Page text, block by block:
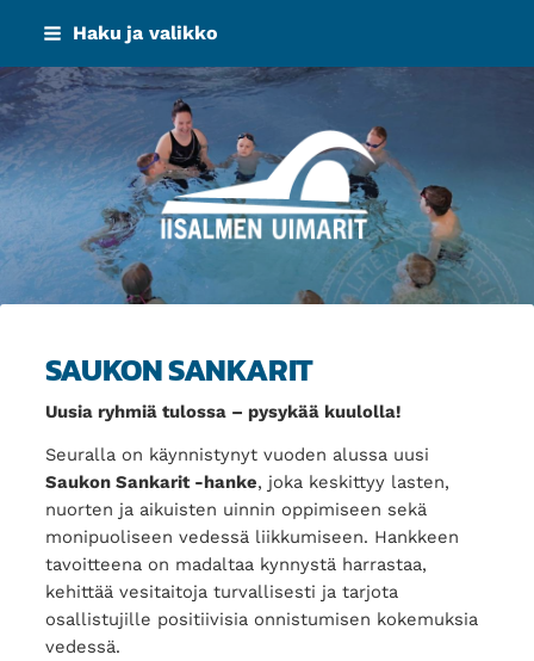
Siirry
sisältöön
Haku ja valikko
Iisalmen Uimarit ry
SAUKON SANKARIT
Uusia ryhmiä tulossa – pysykää kuulolla!
Seuralla on käynnistynyt vuoden alussa uusi
Saukon Sankarit -hanke, joka keskittyy lasten,
nuorten ja aikuisten uinnin oppimiseen sekä
monipuoliseen vedessä liikkumiseen. Hankkeen
tavoitteena on madaltaa kynnystä harrastaa,
kehittää vesitaitoja turvallisesti ja tarjota
osallistujille positiivisia onnistumisen kokemuksia
vedessä.